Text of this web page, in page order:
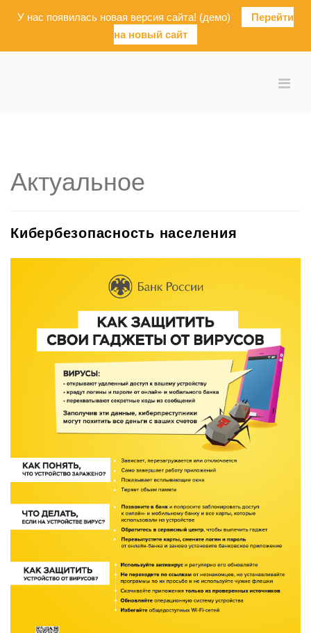
У нас появилась новая версия сайта! (демо)
Перейти
на новый сайт
Актуальное
Кибербезопасность населения